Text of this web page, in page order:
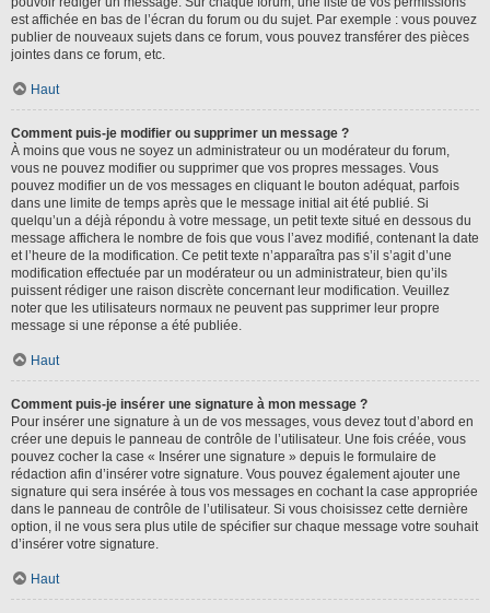
est affichée en bas de l’écran du forum ou du sujet. Par exemple : vous pouvez
publier de nouveaux sujets dans ce forum, vous pouvez transférer des pièces
jointes dans ce forum, etc.
Haut
Comment puis-je modifier ou supprimer un message ?
À moins que vous ne soyez un administrateur ou un modérateur du forum,
vous ne pouvez modifier ou supprimer que vos propres messages. Vous
pouvez modifier un de vos messages en cliquant le bouton adéquat, parfois
dans une limite de temps après que le message initial ait été publié. Si
quelqu’un a déjà répondu à votre message, un petit texte situé en dessous du
message affichera le nombre de fois que vous l’avez modifié, contenant la date
et l’heure de la modification. Ce petit texte n’apparaîtra pas s’il s’agit d’une
modification effectuée par un modérateur ou un administrateur, bien qu’ils
puissent rédiger une raison discrète concernant leur modification. Veuillez
noter que les utilisateurs normaux ne peuvent pas supprimer leur propre
message si une réponse a été publiée.
Haut
Comment puis-je insérer une signature à mon message ?
Pour insérer une signature à un de vos messages, vous devez tout d’abord en
créer une depuis le panneau de contrôle de l’utilisateur. Une fois créée, vous
pouvez cocher la case « Insérer une signature » depuis le formulaire de
rédaction afin d’insérer votre signature. Vous pouvez également ajouter une
signature qui sera insérée à tous vos messages en cochant la case appropriée
dans le panneau de contrôle de l’utilisateur. Si vous choisissez cette dernière
option, il ne vous sera plus utile de spécifier sur chaque message votre souhait
d’insérer votre signature.
Haut